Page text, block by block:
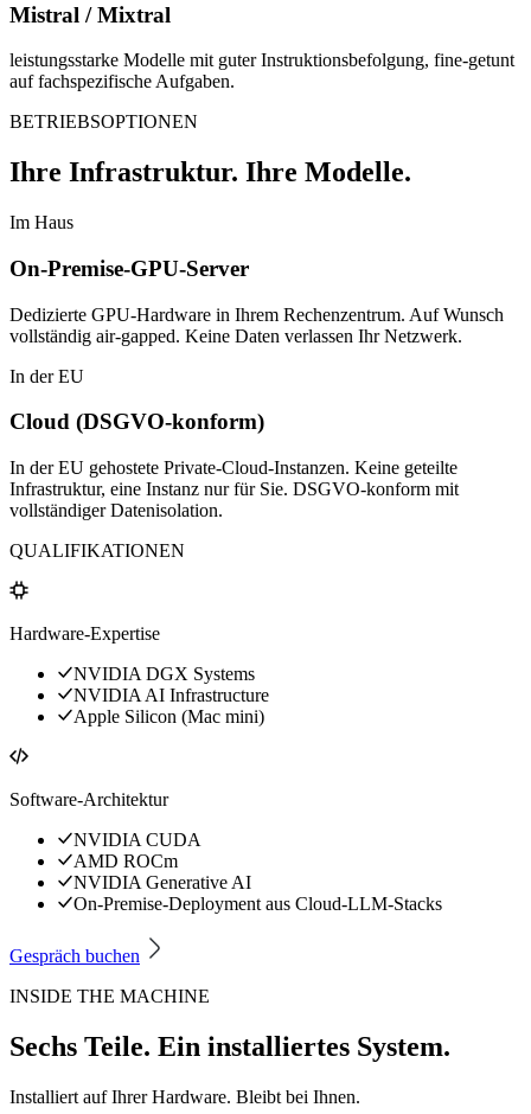
Mistral / Mixtral
leistungsstarke Modelle mit guter Instruktionsbefolgung, fine-getunt
auf fachspezifische Aufgaben.
BETRIEBSOPTIONEN
Ihre Infrastruktur. Ihre Modelle.
Im Haus
On-Premise-GPU-Server
Dedizierte GPU-Hardware in Ihrem Rechenzentrum. Auf Wunsch
vollständig air-gapped. Keine Daten verlassen Ihr Netzwerk.
In der EU
Cloud (DSGVO-konform)
In der EU gehostete Private-Cloud-Instanzen. Keine geteilte
Infrastruktur, eine Instanz nur für Sie. DSGVO-konform mit
vollständiger Datenisolation.
QUALIFIKATIONEN
Hardware-Expertise
NVIDIA DGX Systems
NVIDIA AI Infrastructure
Apple Silicon (Mac mini)
Software-Architektur
NVIDIA CUDA
AMD ROCm
NVIDIA Generative AI
On-Premise-Deployment aus Cloud-LLM-Stacks
Gespräch buchen
INSIDE THE MACHINE
Sechs Teile. Ein installiertes System.
Installiert auf Ihrer Hardware. Bleibt bei Ihnen.